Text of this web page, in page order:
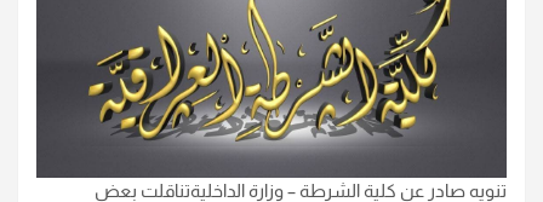
تنويه صادر عن كلية الشرطة – وزارة الداخليةتناقلت بعض